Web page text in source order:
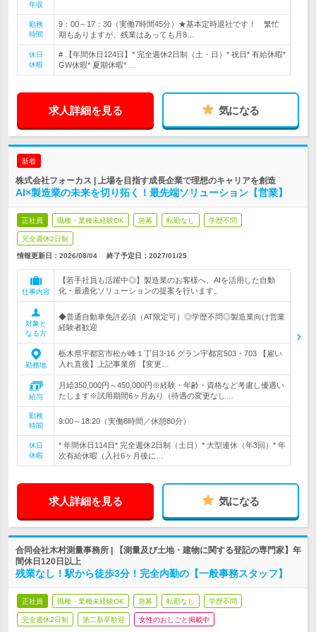
年収
勤務
時間
9：00～17：30（実働7時間45分）★基本定時退社です！ 繁忙
期もありますが、残業はあっても月8…
休日
休暇
# 【年間休日124日】* 完全週休2日制（土・日）* 祝日* 有給休暇*
GW休暇* 夏期休暇* …
求人詳細を見る 気になる
新着
株式会社フォーカス | 上場を目指す成長企業で理想のキャリアを創造
AI×製造業の未来を切り拓く！最先端ソリューション【営業】
正社員 職種・業種未経験OK 急募 転勤なし 学歴不問
完全週休2日制
情報更新日：2026/08/04 終了予定日： 2027/01/25
仕事内容
【若手社員も活躍中◎】製造業のお客様へ、AIを活用した自動
化・最適化ソリューションの提案を行います。
対象と
なる方
◆普通自動車免許必須（AT限定可）◎学歴不問◎製造業向け営業
経験者歓迎
勤務地
栃木県宇都宮市松が峰１丁目3-16 グラン宇都宮503・703 【雇い
入れ直後】上記事業所 【変更…
給与
月給350,000円～450,000円※経験・年齢・資格など考慮し優遇い
たします※試用期間6ヶ月あり（待遇の変更なし…
勤務
時間
9:00～18:20（実働8時間／休憩80分）
休日
休暇
* 年間休日114日* 完全週休2日制（土日）* 大型連休（年3回）* 年
次有給休暇（入社6ヶ月後に…
求人詳細を見る 気になる
合同会社木村測量事務所 | 【測量及び土地・建物に関する登記の専門家】年
間休日120日以上
残業なし！駅から徒歩3分！完全内勤の【一般事務スタッフ】
正社員 職種・業種未経験OK 急募 転勤なし 学歴不問
完全週休2日制 第二新卒歓迎 女性のおしごと掲載中